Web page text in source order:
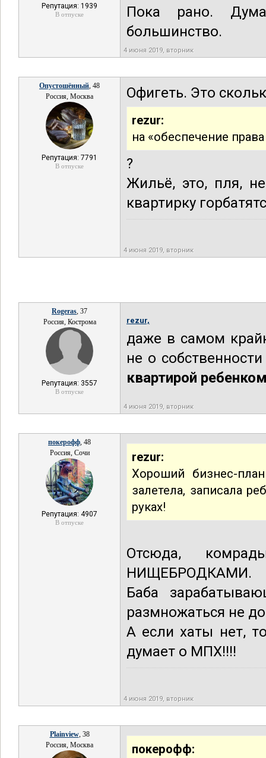
Репутация: 1939
В отпуске
Пока рано.
большинство.
4 июня 2019, вторник
Опустошённый, 48
Россия, Москва
Репутация: 7791
В отпуске
Офигеть. Это
rezur:
на «обеспечение
?
Жильё, это, пля,
квартирку
4 июня 2019, вторник
Rogeras, 37
Россия, Кострома
Репутация: 3557
В отпуске
rezur,
даже в самом
не о
квартирой
4 июня 2019, вторник
покерофф, 48
Россия, Сочи
Репутация: 4907
В отпуске
rezur:
Хороший бизнес-
залетела, записала
руках!
Отсюда,
НИЩЕБРОДКАМИ.
Баба
размножаться не
А если хаты нет,
думает о МПХ!!!!
4 июня 2019, вторник
Plainview, 38
Россия, Москва
покерофф: